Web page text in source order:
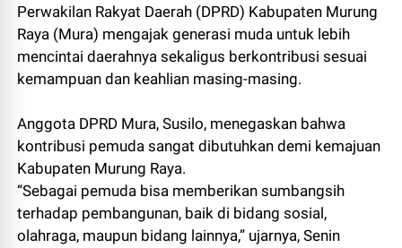
Perwakilan Rakyat Daerah (DPRD) Kabupaten Murung
Raya (Mura) mengajak generasi muda untuk lebih
mencintai daerahnya sekaligus berkontribusi sesuai
kemampuan dan keahlian masing-masing.
Anggota DPRD Mura, Susilo, menegaskan bahwa
kontribusi pemuda sangat dibutuhkan demi kemajuan
Kabupaten Murung Raya.
“Sebagai pemuda bisa memberikan sumbangsih
terhadap pembangunan, baik di bidang sosial,
olahraga, maupun bidang lainnya,” ujarnya, Senin